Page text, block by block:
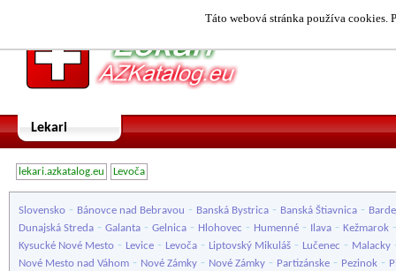
Táto webová stránka používa cookies.
Lekari
lekari.azkatalog.eu Levoča
Slovensko - Bánovce nad Bebravou - Banská Bystrica - Banská Štiavnica -
Dunajská Streda - Galanta - Gelnica - Hlohovec - Humenné - Ilava - Kežmarok
Kysucké Nové Mesto - Levice - Levoča - Liptovský Mikuláš - Lučenec - Malacky
Nové Mesto nad Váhom - Nové Zámky - Nové Zámky - Partizánske - Pezinok -